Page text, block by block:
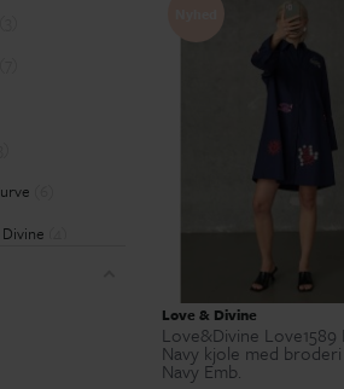
Château
Love & Divine
Love&Divine Love1589
Navy kjole med
Navy Emb.